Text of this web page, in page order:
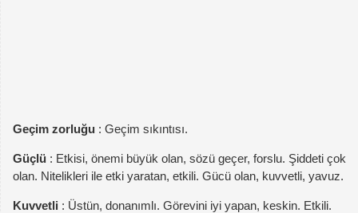
Geçim zorluğu : Geçim sıkıntısı.
Güçlü : Etkisi, önemi büyük olan, sözü geçer, forslu. Şiddeti çok
olan. Nitelikleri ile etki yaratan, etkili. Gücü olan, kuvvetli, yavuz.
Kuvvetli : Üstün, donanımlı. Görevini iyi yapan, keskin. Etkili.